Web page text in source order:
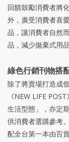
回饋鼓勵消費者將
外，廣受消費者喜
品，讓消費者自然
品，減少拋棄式用品
綠色行銷刊物搭
除了將賣場打造成
《NEW LIFE
生活型態」，亦定
供消費者選購參考
配全台第一本由百